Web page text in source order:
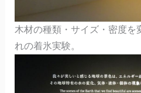
木材の種類・サイズ・密度を
れの着氷実験。